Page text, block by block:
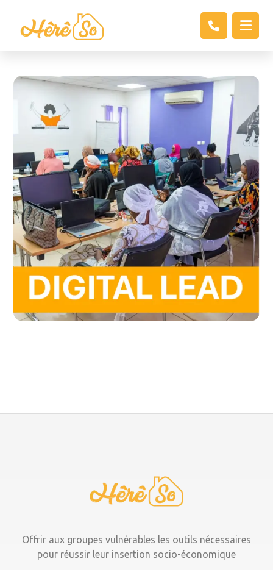
Offrir aux groupes vulnérables les outils nécessaires
pour réussir leur insertion socio-économique